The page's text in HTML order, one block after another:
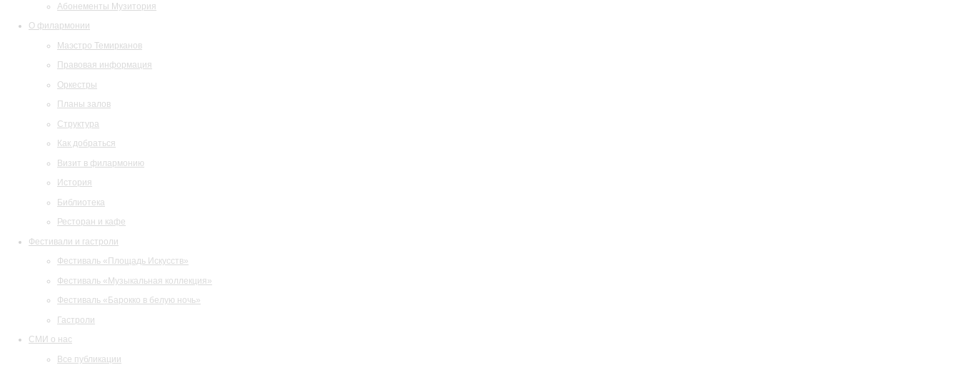
Абонементы Музитория
О филармонии
Маэстро Темирканов
Правовая информация
Оркестры
Планы залов
Структура
Как добраться
Визит в филармонию
История
Библиотека
Ресторан и кафе
Фестивали и гастроли
Фестиваль «Площадь Искусств»
Фестиваль «Музыкальная коллекция»
Фестиваль «Барокко в белую ночь»
Гастроли
СМИ о нас
Все публикации